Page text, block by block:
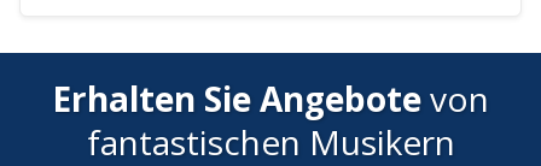
Erhalten Sie Angebotevon
fantastischen Musikern